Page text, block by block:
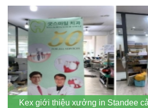
Kex giới thiệu xưởng in Standee